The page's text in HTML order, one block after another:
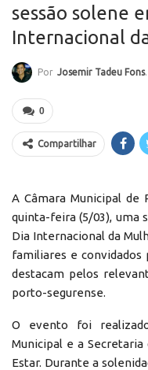
sessão solene
Internacional
Por Josemir Tadeu Fonseca
0
Compartilhar
A Câmara Municipal
quinta-feira (5/03), uma
Dia Internacional da
familiares e convidados
destacam pelos
porto-segurense.
O evento foi
Municipal e a
Estar. Durante a